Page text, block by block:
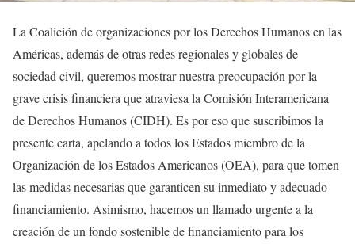
La Coalición de organizaciones por los Derechos Humanos en las
Américas, además de otras redes regionales y globales de
sociedad civil, queremos mostrar nuestra preocupación por la
grave crisis financiera que atraviesa la Comisión Interamericana
de Derechos Humanos (CIDH). Es por eso que suscribimos la
presente carta, apelando a todos los Estados miembro de la
Organización de los Estados Americanos (OEA), para que tomen
las medidas necesarias que garanticen su inmediato y adecuado
financiamiento. Asimismo, hacemos un llamado urgente a la
creación de un fondo sostenible de financiamiento para los